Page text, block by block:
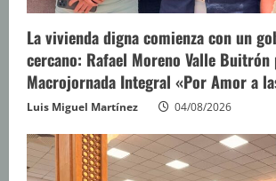
La vivienda digna comienza con un
cercano: Rafael Moreno Valle
Macrojornada Integral «Por Amor a
Luis Miguel Martínez 04/08/2026